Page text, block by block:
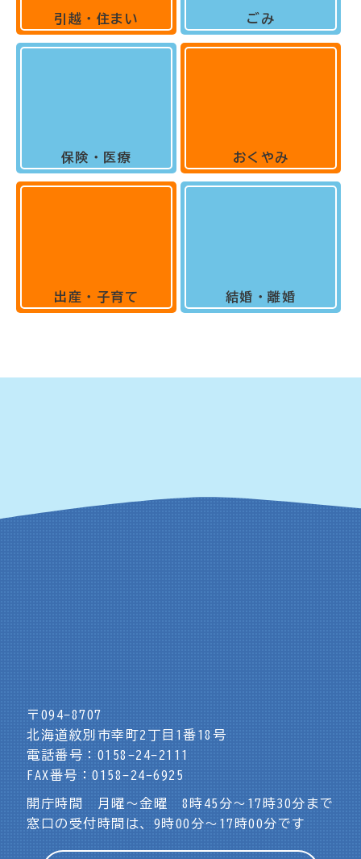
引越・住まい
保険・医療
出産・子育て
ごみ
おくやみ
結婚・離婚
〒094-8707
北海道紋別市幸町2丁目1番18号
電話番号：0158-24-2111
FAX番号：0158-24-6925
開庁時間 月曜～金曜 8時45分～17時30分まで
窓口の受付時間は、9時00分～17時00分です